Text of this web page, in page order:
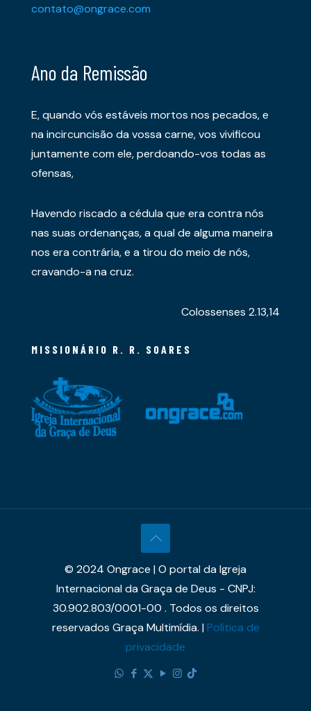
contato@ongrace.com
Ano da Remissão
E, quando vós estáveis mortos nos pecados, e
na incircuncisão da vossa carne, vos vivificou
juntamente com ele, perdoando-vos todas as
ofensas,
Havendo riscado a cédula que era contra nós
nas suas ordenanças, a qual de alguma maneira
nos era contrária, e a tirou do meio de nós,
cravando-a na cruz.
Colossenses 2.13,14
MISSIONÁRIO R. R. SOARES
© 2024 Ongrace | O portal da Igreja
Internacional da Graça de Deus - CNPJ:
30.902.803/0001-00 . Todos os direitos
reservados Graça Multimídia. |Política de
privacidade